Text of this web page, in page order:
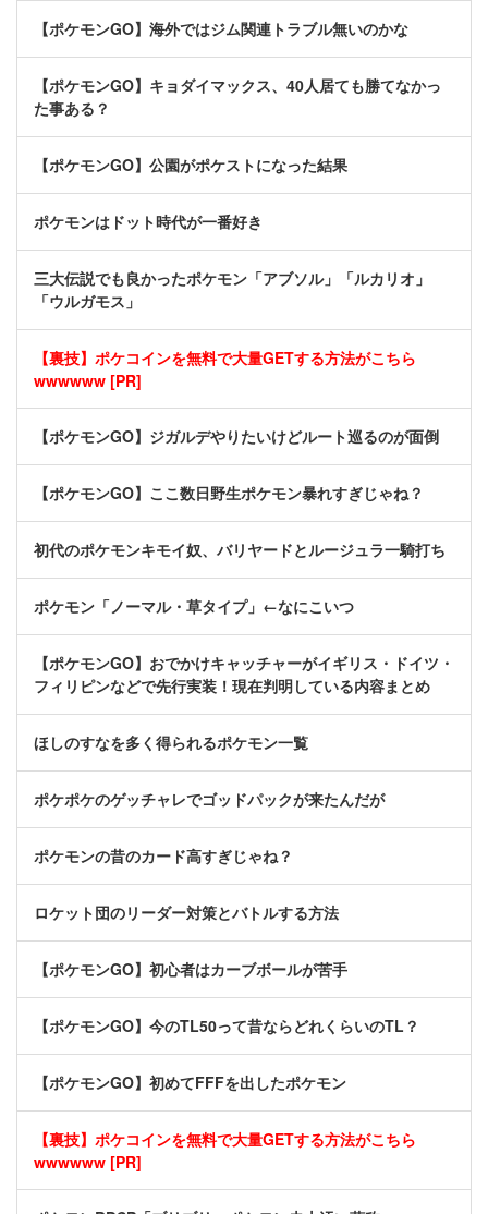
【ポケモンGO】海外ではジム関連トラブル無いのかな
【ポケモンGO】キョダイマックス、40人居ても勝てなかっ
た事ある？
【ポケモンGO】公園がポケストになった結果
ポケモンはドット時代が一番好き
三大伝説でも良かったポケモン「アブソル」「ルカリオ」
「ウルガモス」
【裏技】ポケコインを無料で大量GETする方法がこちら
wwwwww [PR]
【ポケモンGO】ジガルデやりたいけどルート巡るのが面倒
【ポケモンGO】ここ数日野生ポケモン暴れすぎじゃね？
初代のポケモンキモイ奴、バリヤードとルージュラ一騎打ち
ポケモン「ノーマル・草タイプ」←なにこいつ
【ポケモンGO】おでかけキャッチャーがイギリス・ドイツ・
フィリピンなどで先行実装！現在判明している内容まとめ
ほしのすなを多く得られるポケモン一覧
ポケポケのゲッチャレでゴッドパックが来たんだが
ポケモンの昔のカード高すぎじゃね？
ロケット団のリーダー対策とバトルする方法
【ポケモンGO】初心者はカーブボールが苦手
【ポケモンGO】今のTL50って昔ならどれくらいのTL？
【ポケモンGO】初めてFFFを出したポケモン
【裏技】ポケコインを無料で大量GETする方法がこちら
wwwwww [PR]